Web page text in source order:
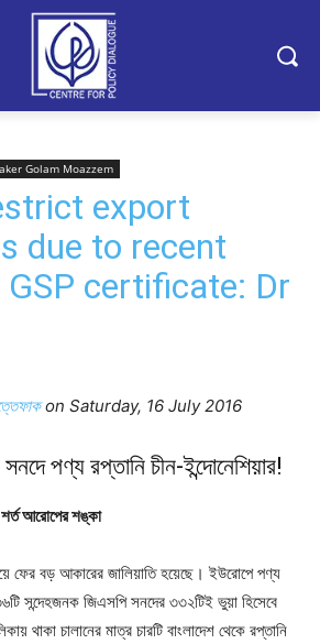
Golam Moazzem
export
due to recent
certificate: Dr
on Saturday, 16 July 2016
পণ্য রপ্তানি চীন-ইন্দোনেশিয়ার!
আরোপের শঙ্কা
ফের বড় আকারের জালিয়াতি হয়েছে। ইউরোপে পণ্য
সন্দেহজনক জিএসপি সনদের ৩৩২টিই ভুয়া হিসেবে
থাকা চালানের মাত্র চারটি বাংলাদেশ থেকে রপ্তানি